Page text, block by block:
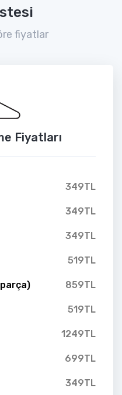
fiyatlar
Fiyatları
349TL
349TL
349TL
519TL
859TL
519TL
1249TL
699TL
349TL